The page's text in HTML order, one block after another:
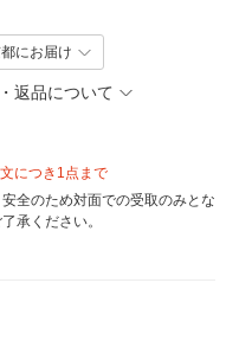
にお届け
返品について
につき1点まで
全のため対面での受取のみとな
承ください。